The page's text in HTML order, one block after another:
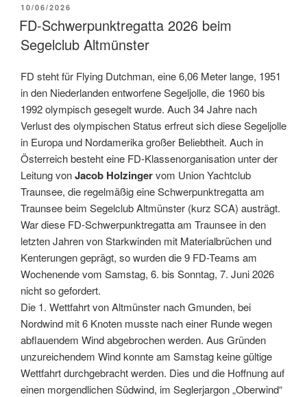
VERÖFFENTLICHT
AM
10/06/2026
FD-Schwerpunktregatta 2026 beim
Segelclub Altmünster
FD steht für Flying Dutchman, eine 6,06 Meter lange, 1951
in den Niederlanden entworfene Segeljolle, die 1960 bis
1992 olympisch gesegelt wurde. Auch 34 Jahre nach
Verlust des olympischen Status erfreut sich diese Segeljolle
in Europa und Nordamerika großer Beliebtheit. Auch in
Österreich besteht eine FD-Klassenorganisation unter der
Leitung vonJacob Holzingervom Union Yachtclub
Traunsee, die regelmäßig eine Schwerpunktregatta am
Traunsee beim Segelclub Altmünster (kurz SCA) austrägt.
War diese FD-Schwerpunktregatta am Traunsee in den
letzten Jahren von Starkwinden mit Materialbrüchen und
Kenterungen geprägt, so wurden die 9 FD-Teams am
Wochenende vom Samstag, 6. bis Sonntag, 7. Juni 2026
nicht so gefordert.
Die 1. Wettfahrt von Altmünster nach Gmunden, bei
Nordwind mit 6 Knoten musste nach einer Runde wegen
abflauendem Wind abgebrochen werden. Aus Gründen
unzureichendem Wind konnte am Samstag keine gültige
Wettfahrt durchgebracht werden. Dies und die Hoffnung auf
einen morgendlichen Südwind, im Seglerjargon „Oberwind“